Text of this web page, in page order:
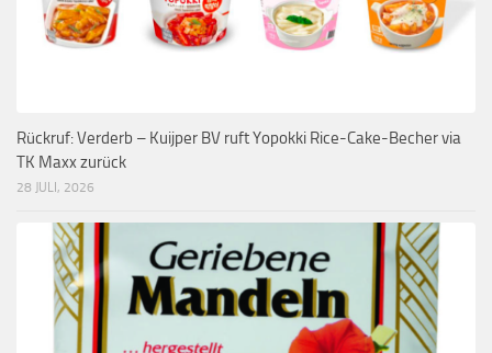
Rückruf: Verderb – Kuijper BV ruft Yopokki Rice-Cake-Becher via
TK Maxx zurück
28 JULI, 2026